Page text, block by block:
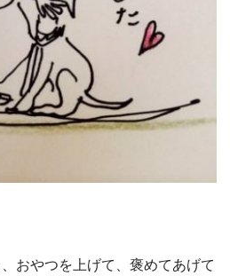
おやつを上げて、褒めてあげて